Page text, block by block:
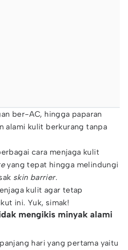
ber-AC, hingga paparan
alami kulit berkurang tanpa
cara menjaga kulit
yang tepat hingga melindungi
skin barrier.
kulit agar tetap
ini. Yuk, simak!
mengikis minyak alami
hari yang pertama yaitu